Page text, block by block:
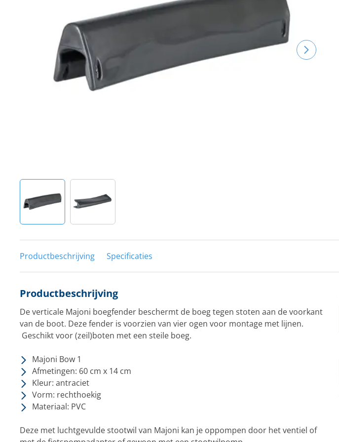
Techniek en motor
Tuigage en dekbeslag
Veiligheid
Boten, toebehoren en fun
Productbeschrijving Specificaties
Productbeschrijving
De verticale Majoni boegfender beschermt de boeg tegen stoten aan de voorkant
van de boot. Deze fender is voorzien van vier ogen voor montage met lijnen.
Geschikt voor (zeil)boten met een steile boeg.
Majoni Bow 1
Afmetingen: 60 cm x 14 cm
Kleur: antraciet
Vorm: rechthoekig
Materiaal: PVC
Deze met luchtgevulde stootwil van Majoni kan je oppompen door het ventiel of